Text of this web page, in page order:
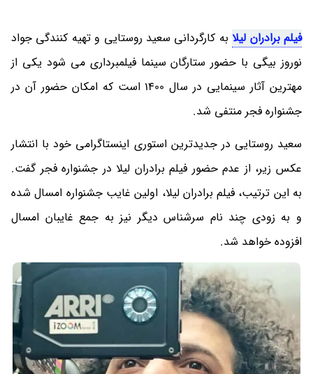
فیلم برادران لیلا به کارگردانی سعید روستایی و تهیه کنندگی جواد
نوروز بیگی با حضور ستارگان سینما فیلمبرداری می شود یکی از
مهترین آثار سینمایی در سال 1400 است که امکان حضور آن در
جشنواره فجر منتفی شد.
سعید روستایی در جدیدترین استوری اینستاگرامی خود با انتشار
عکس زیر، از عدم حضور فیلم برادران لیلا در جشنواره فجر گفت.
به این ترتیب، فیلم برادران لیلا، اولین غایب جشنواره امسال شده
و به زودی چند نام سرشناس دیگر نیز به جمع غایبان امسال
افزوده خواهد شد.